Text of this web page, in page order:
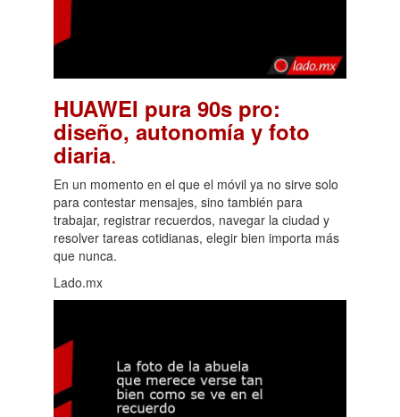
HUAWEI pura 90s pro:
diseño, autonomía y foto
diaria.
En un momento en el que el móvil ya no sirve solo
para contestar mensajes, sino también para
trabajar, registrar recuerdos, navegar la ciudad y
resolver tareas cotidianas, elegir bien importa más
que nunca.
Lado.mx